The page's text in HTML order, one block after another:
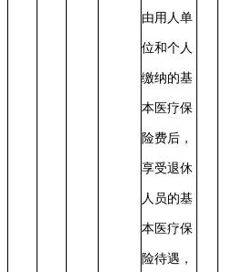
由用人单
位和个人
缴纳的基
本医疗保
险费后，
享受退休
人员的基
本医疗保
险待遇，